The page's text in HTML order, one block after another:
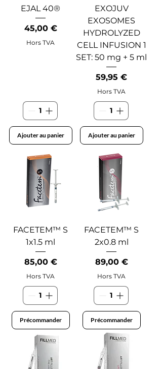
EJAL 40®
Prix
45,00 €
Hors TVA
Ajouter au panier
EXOJUV
EXOSOMES
HYDROLYZED
CELL INFUSION 1
SET: 50 mg + 5 ml
Prix
59,95 €
Hors TVA
Ajouter au panier
FACETEM™ S
1x1.5 ml
Prix
85,00 €
Hors TVA
Précommander
FACETEM™ S
2x0.8 ml
Prix
89,00 €
Hors TVA
Précommander